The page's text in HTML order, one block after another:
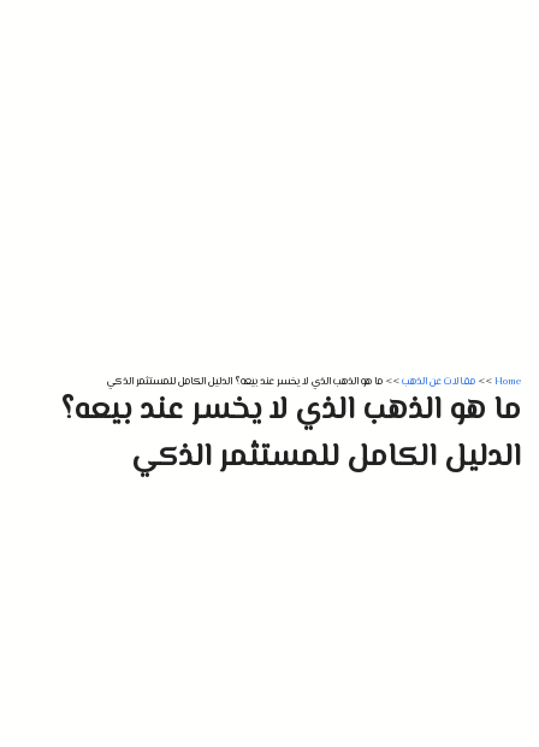
Home
>> مقالات عن الذهب>> ما هو الذهب الذي لا يخسر عند بيعه؟ الدليل الكامل للمستثمر الذكي
ما هو الذهب الذي لا يخسر عند بيعه؟
الدليل الكامل للمستثمر الذكي